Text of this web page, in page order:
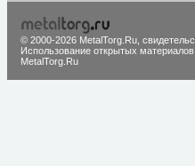
© 2000-2026 MetalTorg.Ru,
Использование открытых
MetalTorg.Ru